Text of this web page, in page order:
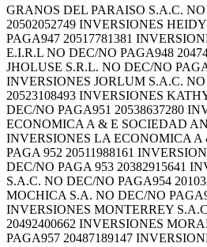
GRANOS DEL PARAISO S.A.C.
20502052749 INVERSIONES
PAGA947 20517781381
E.I.R.L NO DEC/NO PAGA948
JHOLUSE S.R.L. NO DEC/NO
INVERSIONES JORLUM S.A.C.
20523108493 INVERSIONES
DEC/NO PAGA951 20538637280
ECONOMICA A & E SOCIEDAD
INVERSIONES LA ECONOMICA A
PAGA 952 20511988161
DEC/NO PAGA 953 20382915641
S.A.C. NO DEC/NO PAGA954
MOCHICA S.A. NO DEC/NO
INVERSIONES MONTERREY
20492400662 INVERSIONES
PAGA957 20487189147